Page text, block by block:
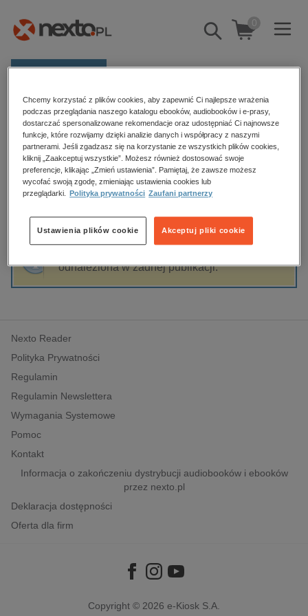
Pokaż/schowaj
wyszukiwarkę
0
Kategorie
Zobacz wszystkie E-prasa
budownictwo, aranżacja wnętrz
biznesowe, branżowe, gospodarka
dzienniki
edukacja
hobby, sport, rozrywka
komputery, internet, technologie, informatyka
polityka, społeczno-informacyjne
psychologiczne
inne
popularno-naukowe
historia
Strona główna Костянтин Коробов
Костянтин Коробов
Sortowanie Filtrowanie
odnaleziona w żadnej publikacji.
Nexto Reader
Polityka Prywatności
Regulamin
Regulamin Newslettera
Wymagania Systemowe
Pomoc
Kontakt
Informacja o zakończeniu dystrybucji audiobooków i ebooków
przez nexto.pl
Deklaracja dostępności
Oferta dla firm
Copyright © 2026 e-Kiosk S.A.
Chcemy korzystać z plików cookies, aby zapewnić Ci najlepsze wrażenia
podczas przeglądania naszego katalogu ebooków, audiobooków i e-prasy,
dostarczać spersonalizowane rekomendacje oraz udostępniać Ci najnowsze
funkcje, które rozwijamy dzięki analizie danych i współpracy z naszymi
partnerami. Jeśli zgadzasz się na korzystanie ze wszystkich plików cookies,
kliknij „Zaakceptuj wszystkie”. Możesz również dostosować swoje
preferencje, klikając „Zmień ustawienia”. Pamiętaj, że zawsze możesz
wycofać swoją zgodę, zmieniając ustawienia cookies lub
przeglądarki.
Polityka prywatności Zaufani partnerzy
Akceptuj pliki cookie
Ustawienia plików cookie